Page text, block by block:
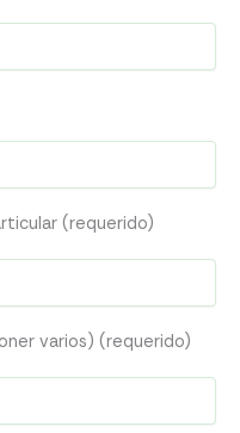
(requerido)
varios) (requerido)